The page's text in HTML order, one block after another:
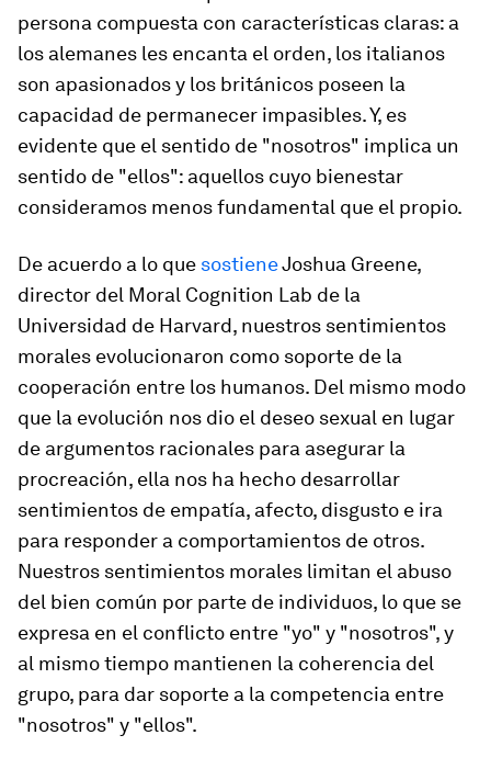
persona compuesta con características claras: a
los alemanes les encanta el orden, los italianos
son apasionados y los británicos poseen la
capacidad de permanecer impasibles. Y, es
evidente que el sentido de "nosotros" implica un
sentido de "ellos": aquellos cuyo bienestar
consideramos menos fundamental que el propio.
De acuerdo a lo que sostieneJoshua Greene,
director del Moral Cognition Lab de la
Universidad de Harvard, nuestros sentimientos
morales evolucionaron como soporte de la
cooperación entre los humanos. Del mismo modo
que la evolución nos dio el deseo sexual en lugar
de argumentos racionales para asegurar la
procreación, ella nos ha hecho desarrollar
sentimientos de empatía, afecto, disgusto e ira
para responder a comportamientos de otros.
Nuestros sentimientos morales limitan el abuso
del bien común por parte de individuos, lo que se
expresa en el conflicto entre "yo" y "nosotros", y
al mismo tiempo mantienen la coherencia del
grupo, para dar soporte a la competencia entre
"nosotros" y "ellos".